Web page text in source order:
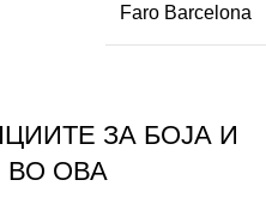
Faro Barcelona
ЗА БОЈА И
ВО ОВА